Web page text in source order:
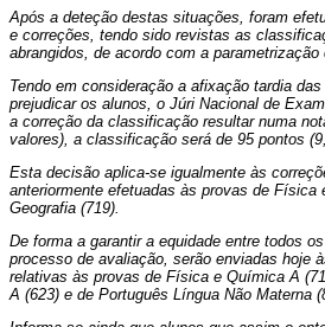
Após a deteção destas situações, foram
e correções, tendo sido revistas as
abrangidos, de acordo com a parametrização
Tendo em consideração a afixação tardia
prejudicar os alunos, o Júri Nacional de
a correção da classificação resultar numa
valores), a classificação será de 95 pontos
Esta decisão aplica-se igualmente às
anteriormente efetuadas às provas de Física
Geografia (719).
De forma a garantir a equidade entre todos
processo de avaliação, serão enviadas hoje
relativas às provas de Física e Química A
A (623) e de Português Língua Não Materna